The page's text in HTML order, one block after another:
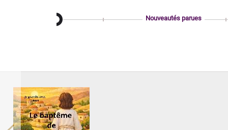
Nouveautés parues